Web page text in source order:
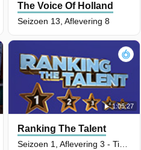
The Voice Of Holland
Seizoen 13, Aflevering 8
Wordt Dé Volkszanger Van
1:05:27
Ranking The Talent
Seizoen 1, Aflevering 3 - Tino Martin & Samantha Steenwijk / Donnie & Qucee